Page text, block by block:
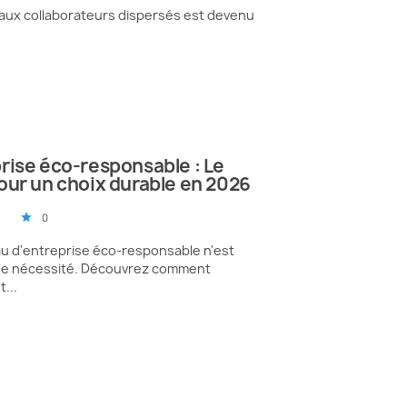
collaborateurs dispersés est devenu
éco-responsable : Le
un choix durable en 2026
star 0
d'entreprise éco-responsable n'est
nécessité. Découvrez comment